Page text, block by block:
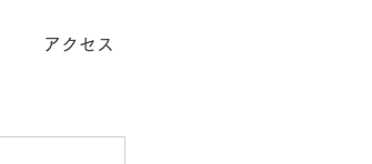
アクセス